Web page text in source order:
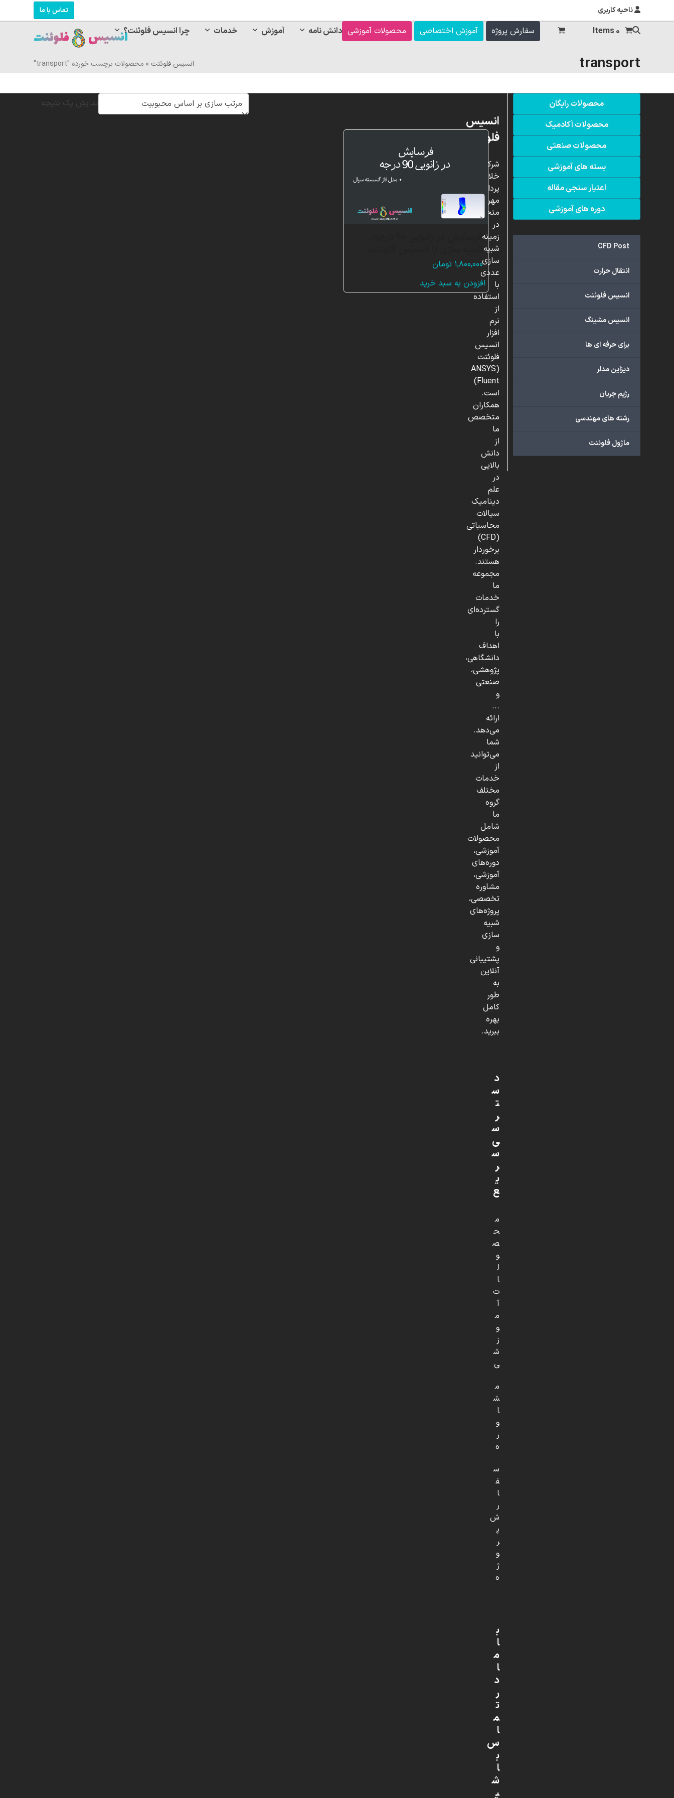
ناحیه کاربری تماس با ما
چرا انسیس فلوئنت؟ خدمات آموزش دانش نامه محصولات آموزشی آموزش اختصاصی سفارش پروژه 0 Items
transport انسیس فلوئنت » محصولات برچسب خورده "transport"
نمایش یک نتیجه
۱,۸۰۰,۰۰۰ تومان
افزودن به سبد خرید
محصولات رایگان
محصولات آکادمیک
محصولات صنعتی
بسته های آموزشی
اعتبار سنجی مقاله
دوره های آموزشی
CFD Post
انتقال حرارت
انسیس فلوئنت
انسیس مشینگ
برای حرفه ای ها
دیزاین مدلر
رژیم جریان
رشته های مهندسی
ماژول فلوئنت
انسیس
فلوئنت
شرکت
خلاق
پردازشگران
مهر،
متخصص
در
زمینه
شبیه
سازی
عددی
با
استفاده
از
نرم
افزار
انسیس
فلوئنت
(ANSYS
Fluent)
است.
همکاران
متخصص
ما
از
دانش
بالایی
در
علم
دینامیک
سیالات
محاسباتی
(CFD)
برخوردار
هستند.
مجموعه
ما
خدمات
گسترده‌ای
را
با
اهداف
دانشگاهی،
پژوهشی،
صنعتی
و
...
ارائه
می‌دهد.
شما
می‌توانید
از
خدمات
مختلف
گروه
ما
شامل
محصولات
آموزشی،
دوره‌های
آموزشی،
مشاوره
تخصصی،
پروژه‌های
شبیه
سازی
و
پشتیبانی
آنلاین
به
طور
کامل
بهره
ببرید.
د
س
ت
ر
س
ی
س
ر
ی
ع
م
ح
ص
و
ل
ا
ت
آ
م
و
ز
ش
ی
م
ش
ا
و
ر
ه
س
ف
ا
ر
ش
پ
ر
و
ژ
ه
ب
ا
م
ا
د
ر
ت
م
ا
س
ب
ا
ش
ی